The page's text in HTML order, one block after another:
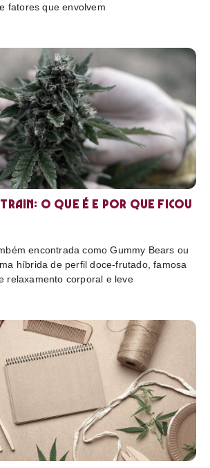
fatores que envolvem
o que é e por que ficou
encontrada como Gummy Bears ou
híbrida de perfil doce-frutado, famosa
relaxamento corporal e leve